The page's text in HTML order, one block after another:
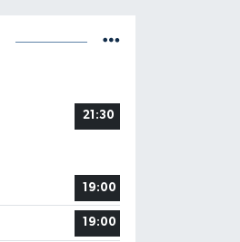
21:30
19:00
19:00